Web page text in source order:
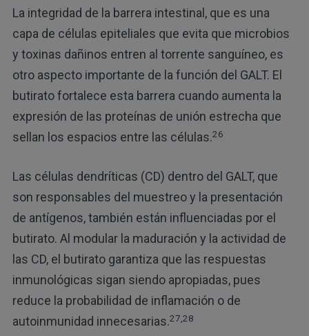
La integridad de la barrera intestinal, que es una
capa de células epiteliales que evita que microbios
y toxinas dañinos entren al torrente sanguíneo, es
otro aspecto importante de la función del GALT. El
butirato fortalece esta barrera cuando aumenta la
expresión de las proteínas de unión estrecha que
sellan los espacios entre las células.26
Las células dendríticas (CD) dentro del GALT, que
son responsables del muestreo y la presentación
de antígenos, también están influenciadas por el
butirato. Al modular la maduración y la actividad de
las CD, el butirato garantiza que las respuestas
inmunológicas sigan siendo apropiadas, pues
reduce la probabilidad de inflamación o de
autoinmunidad innecesarias.27,28